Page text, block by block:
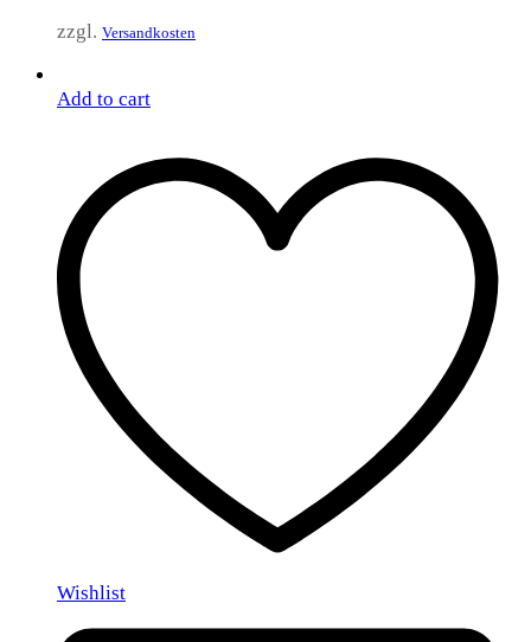
zzgl. Versandkosten
Add to cart
Wishlist